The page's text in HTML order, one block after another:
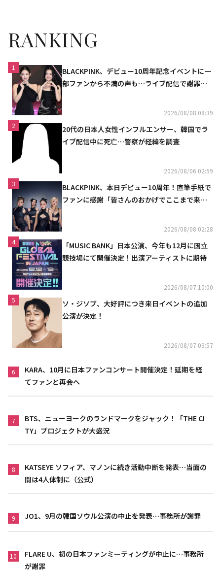
RANKING
1
BLACKPINK、デビュー10周年記念イベントに一
部ファンから不満の声も…ライブ配信で謝罪
2026/08/08 08:39
2
20代の日本人女性インフルエンサー、韓国でラ
イブ配信中に死亡…警察が経緯を調査
2026/08/06 02:59
3
BLACKPINK、本日デビュー10周年！直筆手紙で
ファンに感謝「皆さんのおかげでここまで来ら
2026/08/08 02:28
4
「MUSIC BANK」日本公演、今年も12月に国立
競技場にて開催決定！出演アーティストに期待
2026/08/07 10:00
5
ソ・ジソブ、大好評につき来日イベントの追加
公演が決定！
2026/08/07 03:57
6
KARA、10月に日本ファンコンサート開催決定！延期を経
てファンと再会へ
7
BTS、ニューヨークのランドマークをジャック！「THE CI
TY」プロジェクトが大盛況
8
KATSEYE ソフィア、マノンに続き活動中断を発表…当面の
間は4人体制に（公式）
9 JO1、9月の韓国ソウル公演の中止を発表…事務所が謝罪
10
FLARE U、初の日本ファンミーティングが中止に…事務所
が謝罪